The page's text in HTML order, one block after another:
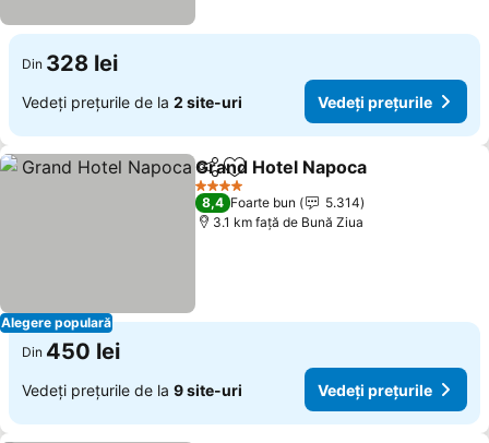
Din 328 lei
Vedeți prețurile de la 2 site-uri Vedeți prețurile
Alegere populară
DistribuițiAdăugaţi la favorite
Grand Hotel Napoca
4 Stele
8,4 Foarte bun
5.314
3.1 km faţă de Bună Ziua
Din 450 lei
Vedeți prețurile de la 9 site-uri Vedeți prețurile